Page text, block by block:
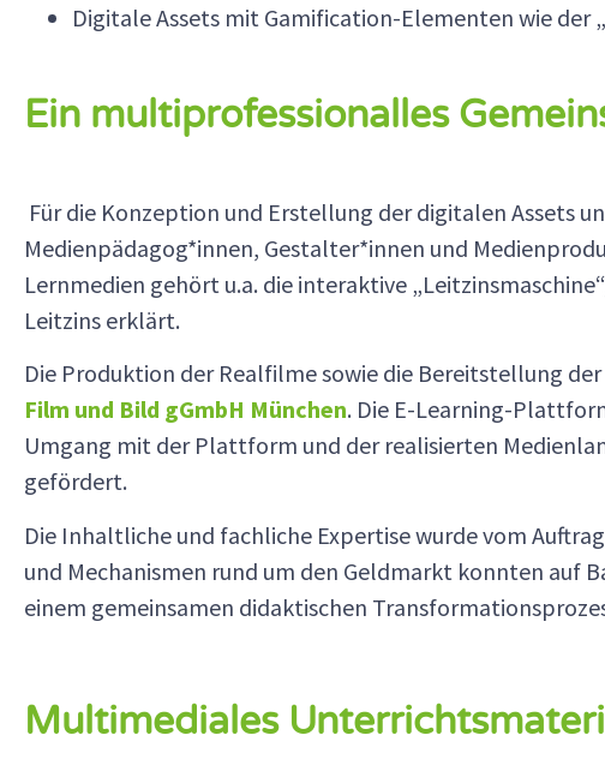
Digitale Assets mit Gamification-Elementen wie der
Ein multiprofessionalles
Für die Konzeption und Erstellung der digitalen Assets
Medienpädagog*innen, Gestalter*innen und
Lernmedien gehört u.a. die interaktive
Leitzins erklärt.
Die Produktion der Realfilme sowie die Bereitstellung
Film und Bild gGmbH München. Die E-Learning-
Umgang mit der Plattform und der realisierten
gefördert.
Die Inhaltliche und fachliche Expertise wurde vom
und Mechanismen rund um den Geldmarkt konnten auf
einem gemeinsamen didaktischen
Multimediales